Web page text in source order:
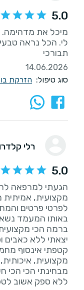
5.0
מיכל את מדהימה.
לי. הכל נראה
תבורכי
14.06.2026
סוג טיפול: הזרקת
רלי
5.0
הגעתי למרפאה
מקצועית, אמיתית
באותו המעמד
מקצועית,
ללא ספק אשוב